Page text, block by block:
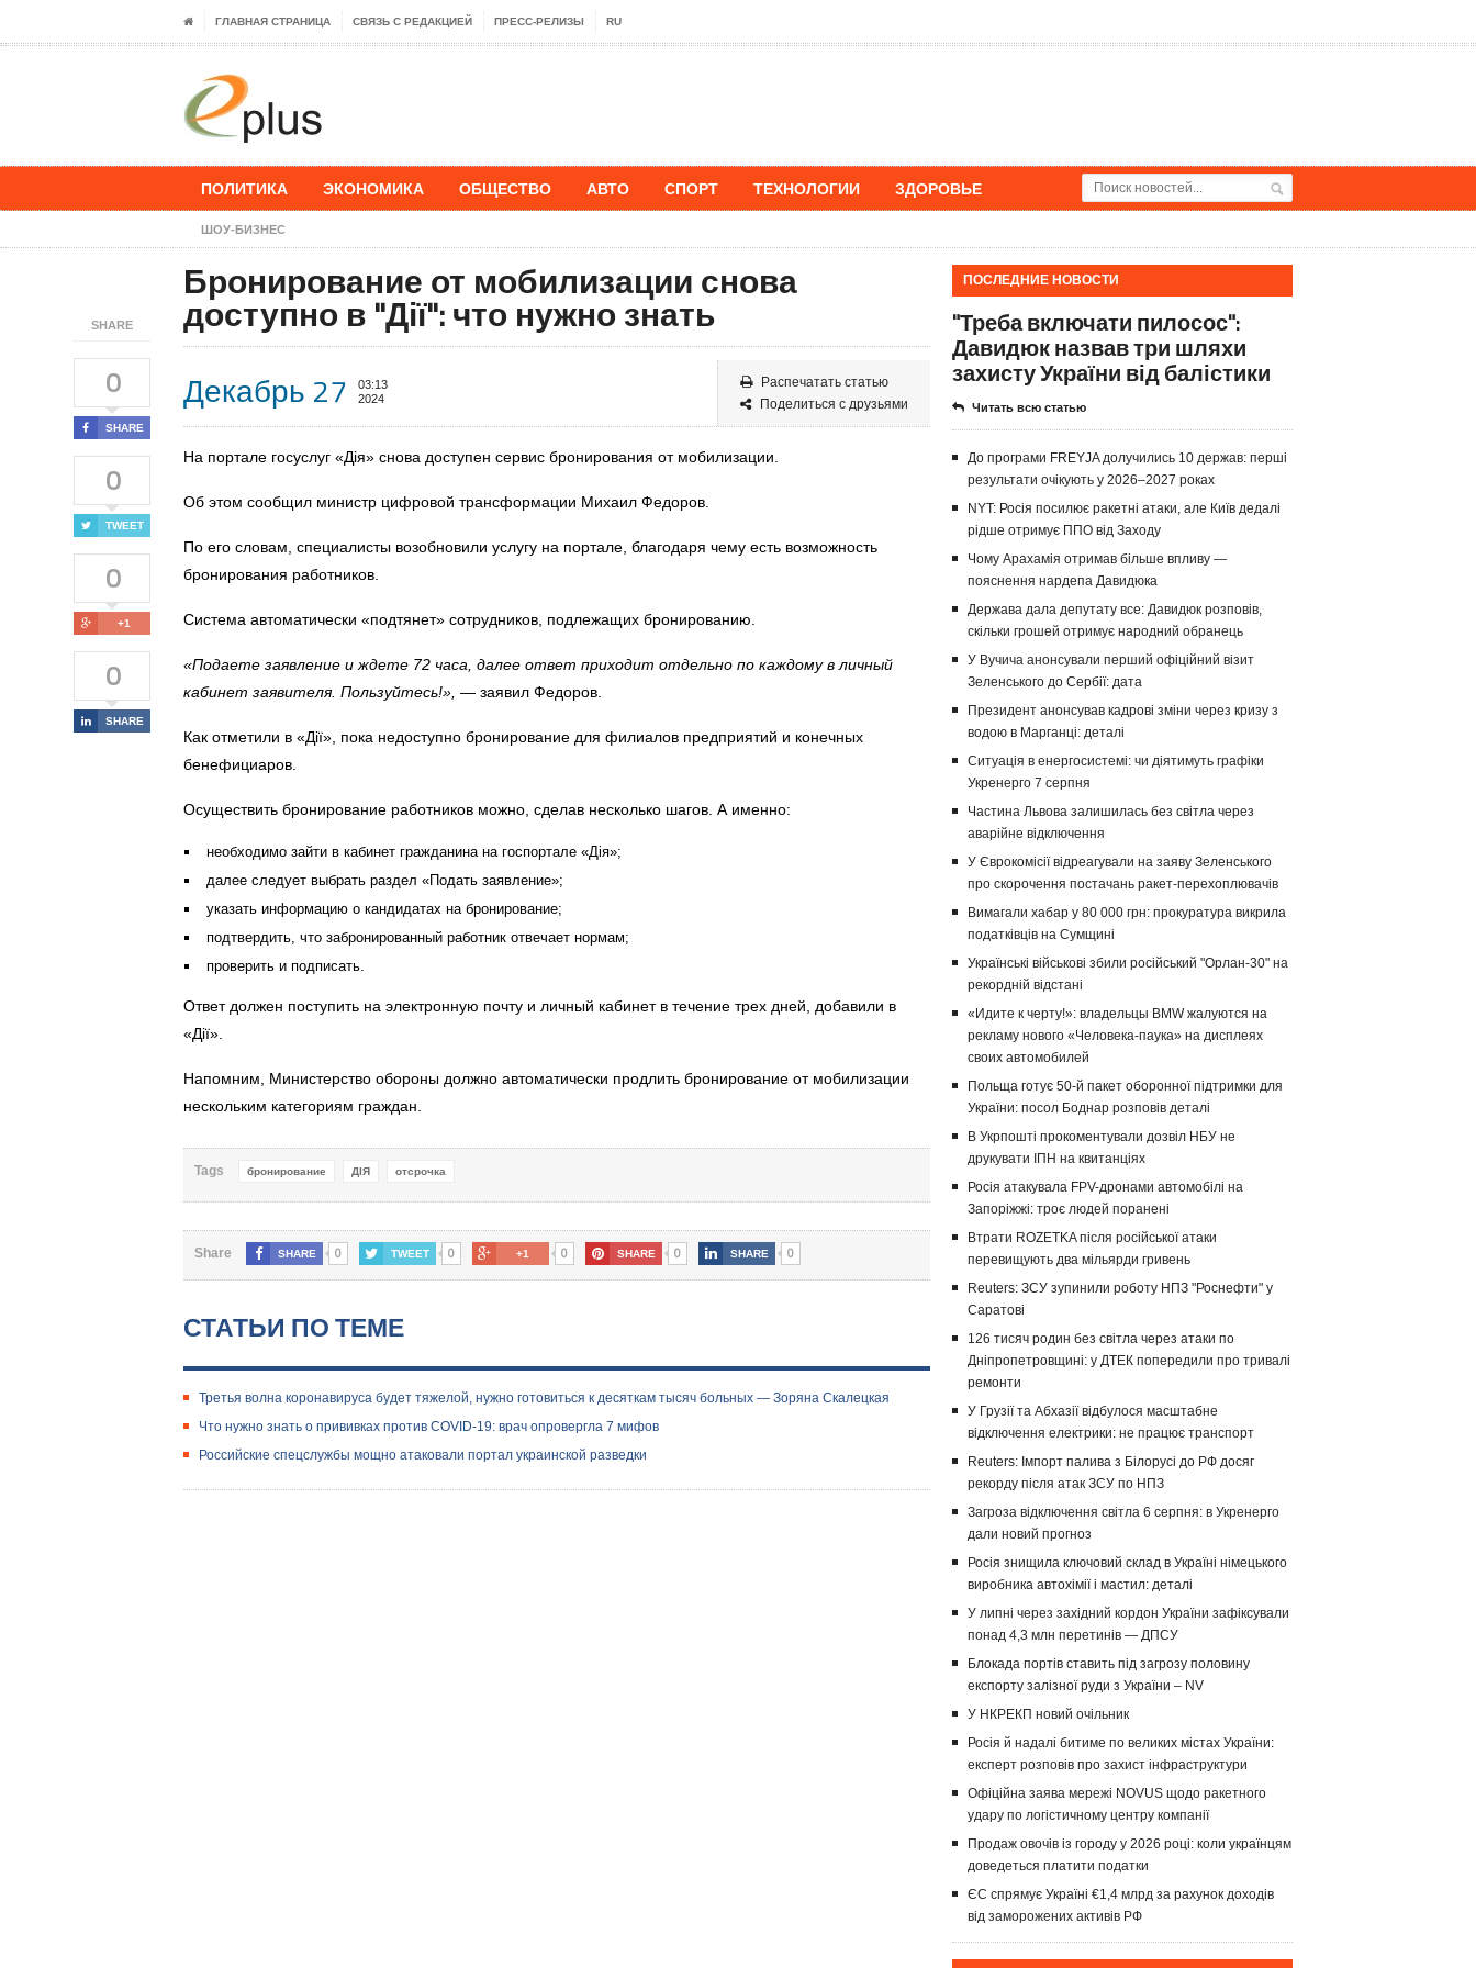
ГЛАВНАЯ СТРАНИЦА СВЯЗЬ С РЕДАКЦИЕЙ ПРЕСС-РЕЛИЗЫ RU
ПОЛИТИКА ЭКОНОМИКА ОБЩЕСТВО АВТО СПОРТ ТЕХНОЛОГИИ ЗДОРОВЬЕ
ШОУ-БИЗНЕС
SHARE
0
SHARE
0
TWEET
0
+1
0
SHARE
Бронирование от мобилизации снова
доступно в "Дії": что нужно знать
Декабрь 27
03:13
2024
Распечатать статью
Поделиться с друзьями
На портале госуслуг «Дія» снова доступен сервис бронирования от мобилизации.
Об этом сообщил министр цифровой трансформации Михаил Федоров.
По его словам, специалисты возобновили услугу на портале, благодаря чему есть возможность
бронирования работников.
Система автоматически «подтянет» сотрудников, подлежащих бронированию.
«Подаете заявление и ждете 72 часа, далее ответ приходит отдельно по каждому в личный
кабинет заявителя. Пользуйтесь!», — заявил Федоров.
Как отметили в «Дії», пока недоступно бронирование для филиалов предприятий и конечных
бенефициаров.
Осуществить бронирование работников можно, сделав несколько шагов. А именно:
необходимо зайти в кабинет гражданина на госпортале «Дія»;
далее следует выбрать раздел «Подать заявление»;
указать информацию о кандидатах на бронирование;
подтвердить, что забронированный работник отвечает нормам;
проверить и подписать.
Ответ должен поступить на электронную почту и личный кабинет в течение трех дней, добавили в
«Дії».
Напомним, Министерство обороны должно автоматически продлить бронирование от мобилизации
нескольким категориям граждан.
Tags бронирование ДІЯ отсрочка
Share SHARE 0 TWEET 0 +1 0 SHARE 0 SHARE 0
СТАТЬИ ПО ТЕМЕ
Третья волна коронавируса будет тяжелой, нужно готовиться к десяткам тысяч больных — Зоряна Скалецкая
​Что нужно знать о прививках против COVID-19: врач опровергла 7 мифов
Российские спецслужбы мощно атаковали портал украинской разведки
ПОСЛЕДНИЕ НОВОСТИ
"Треба включати пилосос":
Давидюк назвав три шляхи
захисту України від балістики
Читать всю статью
До програми FREYJA долучились 10 держав: перші
результати очікують у 2026–2027 роках
NYT: Росія посилює ракетні атаки, але Київ дедалі
рідше отримує ППО від Заходу
Чому Арахамія отримав більше впливу —
пояснення нардепа Давидюка
Держава дала депутату все: Давидюк розповів,
скільки грошей отримує народний обранець
У Вучича анонсували перший офіційний візит
Зеленського до Сербії: дата
Президент анонсував кадрові зміни через кризу з
водою в Марганці: деталі
Ситуація в енергосистемі: чи діятимуть графіки
Укренерго 7 серпня
Частина Львова залишилась без світла через
аварійне відключення
У Єврокомісії відреагували на заяву Зеленського
про скорочення постачань ракет-перехоплювачів
Вимагали хабар у 80 000 грн: прокуратура викрила
податківців на Сумщині
Українські військові збили російський "Орлан-30" на
рекордній відстані
«Идите к черту!»: владельцы BMW жалуются на
рекламу нового «Человека-паука» на дисплеях
своих автомобилей
Польща готує 50-й пакет оборонної підтримки для
України: посол Боднар розповів деталі
В Укрпошті прокоментували дозвіл НБУ не
друкувати ІПН на квитанціях
Росія атакувала FPV-дронами автомобілі на
Запоріжжі: троє людей поранені
Втрати ROZETKA після російської атаки
перевищують два мільярди гривень
Reuters: ЗСУ зупинили роботу НПЗ "Роснефти" у
Саратові
126 тисяч родин без світла через атаки по
Дніпропетровщині: у ДТЕК попередили про тривалі
ремонти
У Грузії та Абхазії відбулося масштабне
відключення електрики: не працює транспорт
Reuters: Імпорт палива з Білорусі до РФ досяг
рекорду після атак ЗСУ по НПЗ
Загроза відключення світла 6 серпня: в Укренерго
дали новий прогноз
Росія знищила ключовий склад в Україні німецького
виробника автохімії і мастил: деталі
У липні через західний кордон України зафіксували
понад 4,3 млн перетинів — ДПСУ
Блокада портів ставить під загрозу половину
експорту залізної руди з України – NV
У НКРЕКП новий очільник
Росія й надалі битиме по великих містах України:
експерт розповів про захист інфраструктури
Офіційна заява мережі NOVUS щодо ракетного
удару по логістичному центру компанії
Продаж овочів із городу у 2026 році: коли українцям
доведеться платити податки
ЄС спрямує Україні €1,4 млрд за рахунок доходів
від заморожених активів РФ